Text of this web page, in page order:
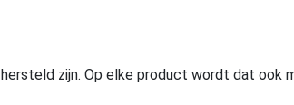
zijn. Op elke product wordt dat ook